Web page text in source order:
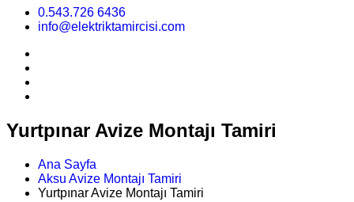
0.543.726 6436
info@elektriktamircisi.com
Yurtpınar Avize Montajı Tamiri
Ana Sayfa
Aksu Avize Montajı Tamiri
Yurtpınar Avize Montajı Tamiri